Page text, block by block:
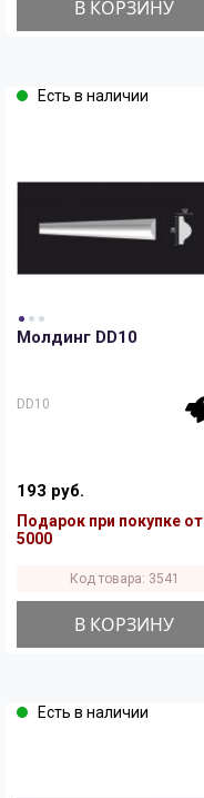
В КОРЗИНУ
Есть в наличии
Молдинг DD10
DD10
193 руб.
Подарок при покупке от
5000
Код товара: 3541
В КОРЗИНУ
Есть в наличии